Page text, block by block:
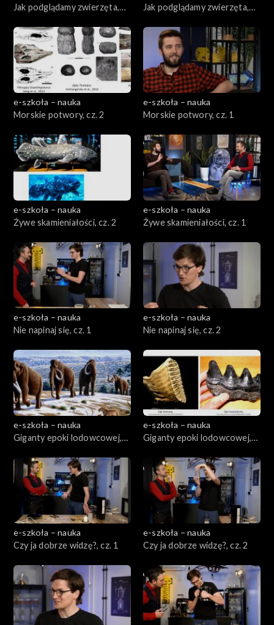
Jak podglądamy zwierzęta,
Jak podglądamy zwierzęta,
e-szkoła – nauka
Morskie potwory, cz. 2
e-szkoła – nauka
Morskie potwory, cz. 1
e-szkoła – nauka
Żywe skamieniałości, cz. 2
e-szkoła – nauka
Żywe skamieniałości, cz. 1
e-szkoła – nauka
Nie napinaj się, cz. 1
e-szkoła – nauka
Nie napinaj się, cz. 2
e-szkoła – nauka
Giganty epoki lodowcowej,
e-szkoła – nauka
Giganty epoki lodowcowej,
e-szkoła – nauka
Czy ja dobrze widzę?, cz. 1
e-szkoła – nauka
Czy ja dobrze widzę?, cz. 2